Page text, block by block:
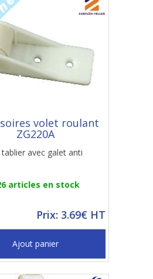
volet roulant
ZG220A
avec galet anti
articles en stock
Prix: 3.69€ HT
Ajout panier